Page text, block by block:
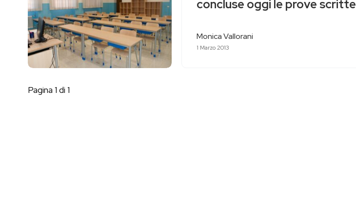
concluse oggi le prove scritte
Monica Vallorani
1 Marzo 2013
Pagina 1 di 1